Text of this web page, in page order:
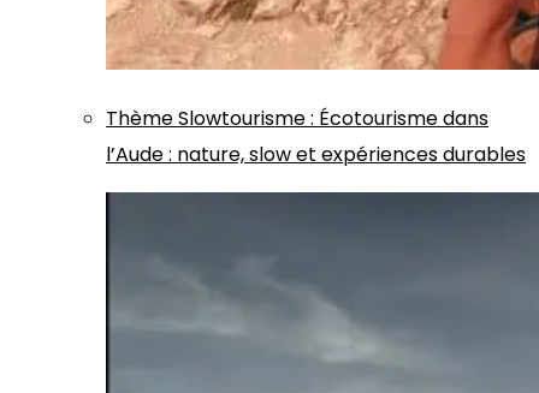
ThèmeSlowtourisme: Écotourisme dans
l’Aude : nature, slow et expériences durables